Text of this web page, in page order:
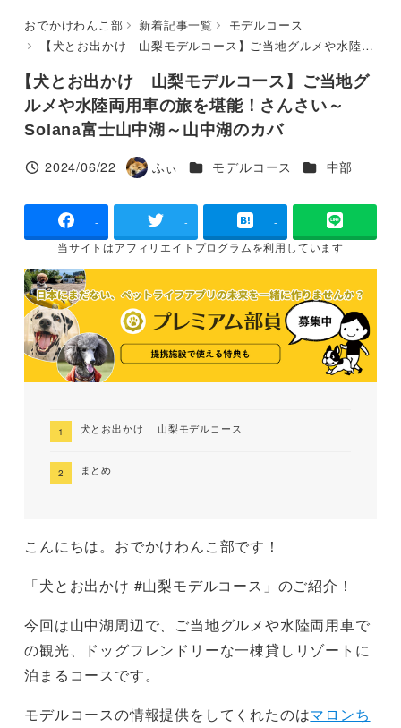
おでかけわんこ部 新着記事一覧
モデルコース
【犬とお出かけ 山梨モデルコース】ご当地グルメや水陸両用車の旅を堪能！さんさい～Solana富士山中湖～山中湖のカバ
【犬とお出かけ 山梨モデルコース】ご当地グ
ルメや水陸両用車の旅を堪能！さんさい～
Solana富士山中湖～山中湖のカバ
投稿日
2024/06/22
著
ふぃ カテゴリー
モデルコース カテゴリー
中部
- - -
当サイトはアフィリエイトプログラムを利用しています
犬とお出かけ 山梨モデルコース
まとめ
こんにちは。おでかけわんこ部です！
「犬とお出かけ #山梨モデルコース」のご紹介！
今回は山中湖周辺で、ご当地グルメや水陸両用車で
の観光、ドッグフレンドリーな一棟貸しリゾートに
泊まるコースです。
モデルコースの情報提供をしてくれたのはマロンち